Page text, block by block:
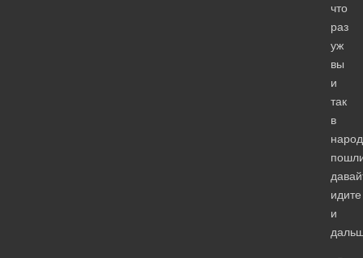
что
раз
уж
вы
и
так
в
народ
идите
и